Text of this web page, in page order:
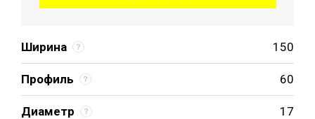
Ширина 150
Профиль 60
Диаметр 17